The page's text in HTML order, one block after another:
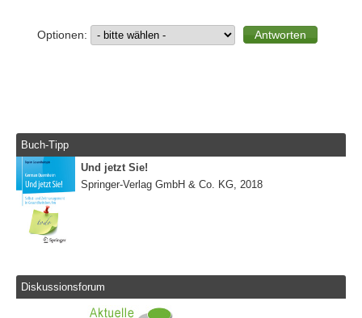
Optionen:
Buch-Tipp
Und jetzt Sie!
Springer-Verlag GmbH & Co. KG, 2018
Diskussionsforum